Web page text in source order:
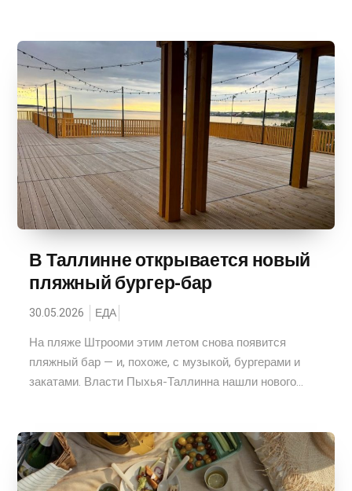
В Таллинне открывается новый
пляжный бургер-бар
30.05.2026 ЕДА
На пляже Штрооми этим летом снова появится
пляжный бар — и, похоже, с музыкой, бургерами и
закатами. Власти Пыхья-Таллинна нашли нового...